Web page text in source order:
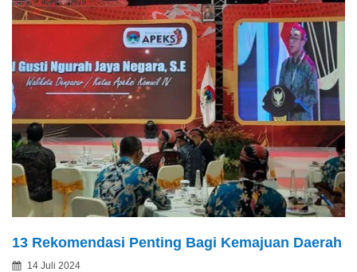
13 Rekomendasi Penting Bagi Kemajuan Daerah
Posted
14 Juli 2024